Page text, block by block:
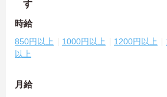
す
時給
850円以上 1000円以上 1200円以上
以上
月給